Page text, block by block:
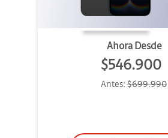
Ahora Desde
$546.900
Antes:$699.990